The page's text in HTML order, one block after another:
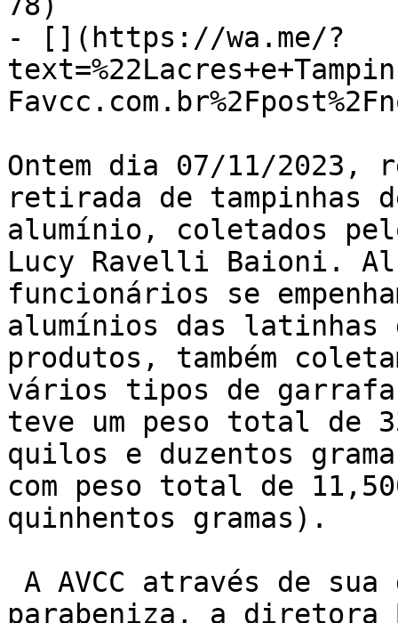
- [](https://wa.me/?
Ontem dia 07/11/2023,
retirada de tampinhas
alumínio, coletados
Lucy Ravelli Baioni.
funcionários se
alumínios das
produtos, também
vários tipos de
teve um peso total de
quilos e duzentos
com peso total de
quinhentos gramas).
parabeniza, a diretora